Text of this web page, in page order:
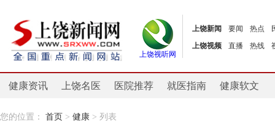
上饶视听网
上饶新闻 要闻 热点
上饶视频
直播 热线
健康资讯 上饶名医 医院推荐 就医指南 健康软文
您的位置： 首页 > 健康 > 列表